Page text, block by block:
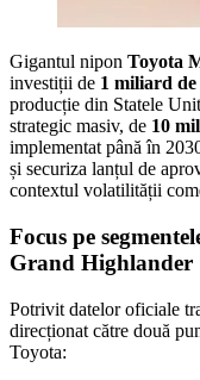
Gigantul nipon Toyota
investiții de 1 miliard
producție din Statele
strategic masiv, de 10
implementat până în
și securiza lanțul de
contextul volatilității
Focus pe
Grand Highlander
Potrivit datelor oficiale
direcționat către două
Toyota: